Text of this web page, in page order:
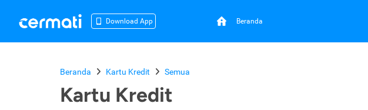
Download App Beranda
Beranda Kartu Kredit Semua
Kartu Kredit